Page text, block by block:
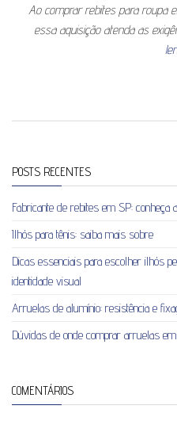
Ao comprar rebites para roupa
essa aquisição atenda as
POSTS RECENTES
Fabricante de rebites em SP: conheça
Ilhós para tênis: saiba mais sobre
Dicas essenciais para escolher ilhós
identidade visual
Arruelas de alumínio: resistência e
Dúvidas de onde comprar arruelas em
COMENTÁRIOS